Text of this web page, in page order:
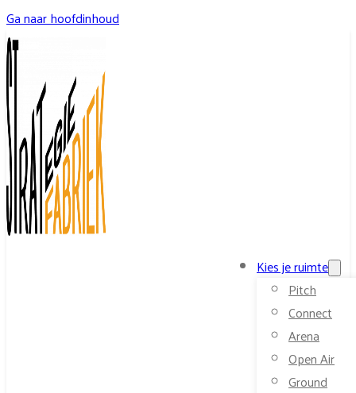
Ga naar hoofdinhoud
Kies je ruimte
Pitch
Connect
Arena
Open Air
Ground